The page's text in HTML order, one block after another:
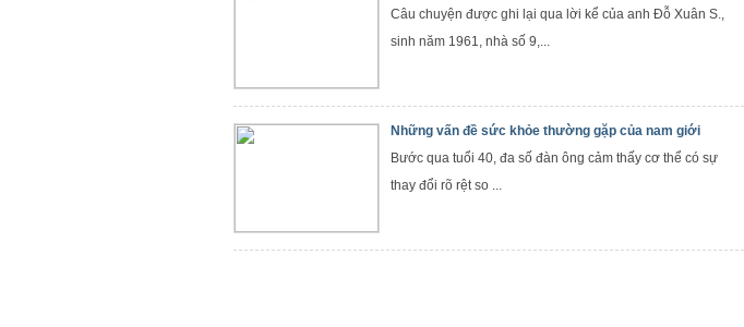
Câu chuyện được ghi lại qua lời kể của anh Đỗ Xuân S.,
sinh năm 1961, nhà số 9,...
Những vấn đề sức khỏe thường gặp của nam giới
Bước qua tuổi 40, đa số đàn ông cảm thấy cơ thể có sự
thay đổi rõ rệt so ...